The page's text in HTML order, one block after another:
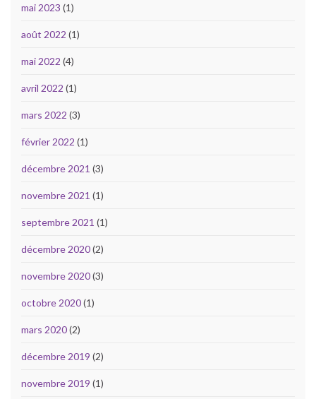
mai 2023 (1)
août 2022 (1)
mai 2022 (4)
avril 2022 (1)
mars 2022 (3)
février 2022 (1)
décembre 2021 (3)
novembre 2021 (1)
septembre 2021 (1)
décembre 2020(2)
novembre 2020(3)
octobre 2020(1)
mars 2020(2)
décembre 2019 (2)
novembre 2019 (1)